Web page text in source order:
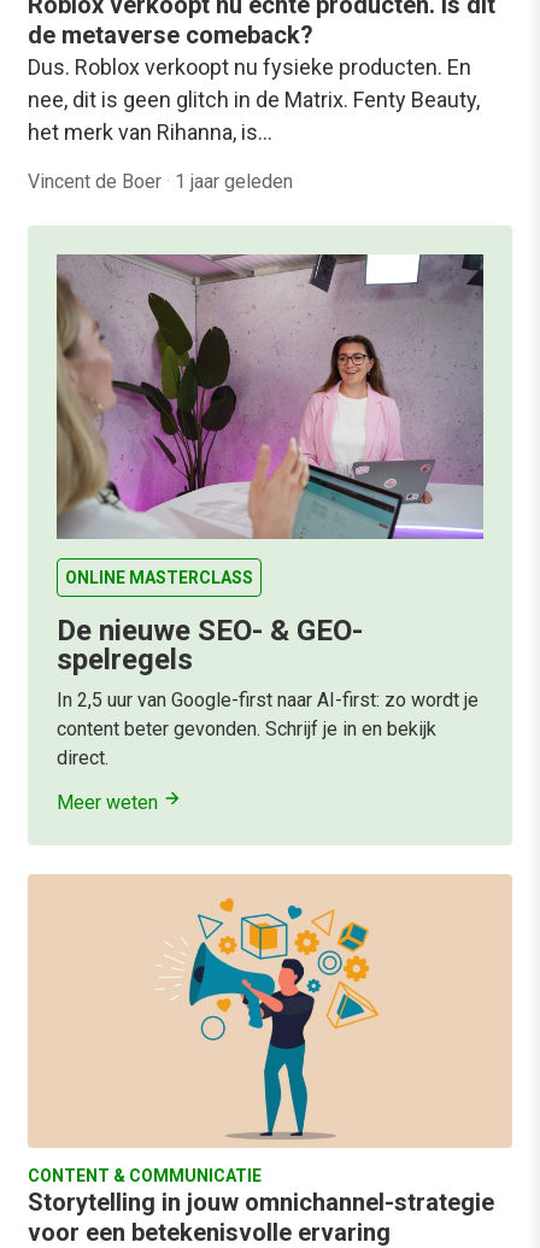
de metaverse comeback?
Dus. Roblox verkoopt nu fysieke producten. En
nee, dit is geen glitch in de Matrix. Fenty Beauty,
het merk van Rihanna, is…
Vincent de Boer · 1 jaar geleden
ONLINE MASTERCLASS
De nieuwe SEO- & GEO-
spelregels
In 2,5 uur van Google-first naar AI-first: zo wordt je
content beter gevonden. Schrijf je in en bekijk
direct.
Meer weten
CONTENT & COMMUNICATIE
Storytelling in jouw omnichannel-strategie
voor een betekenisvolle ervaring